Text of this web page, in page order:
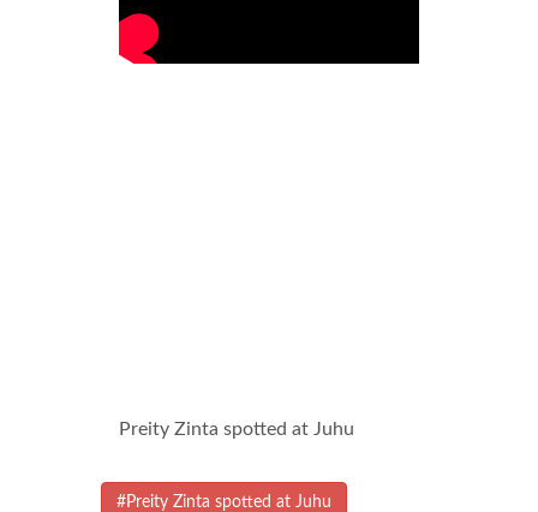
Preity Zinta spotted at Juhu
#Preity Zinta spotted at Juhu